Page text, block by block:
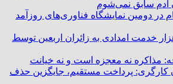
آدم سابق نمی‌شوم
در دومین نمایشگاه فناوری‌های روزآمد
بیش از ۵۵ هزار خدمت امدادی به زائران اربعین توسط
مذاکره نه معجزه است و نه خیانت
کارگری: پرداخت مستقیم، جایگزین حذف